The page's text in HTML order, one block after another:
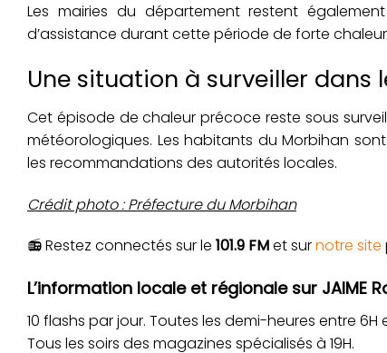
Les mairies du département restent
d’assistance durant cette période de forte
Une situation à surveiller dans
Cet épisode de chaleur précoce reste sous
météorologiques. Les habitants du Morbihan
les recommandations des autorités locales.
Crédit photo : Préfecture du Morbihan
📻 Restez connectés sur le 101.9 FMet surnotre site
L’information locale et régionale sur JAIME
10 flashs par jour. Toutes les demi-heures entre 6H et
Tous les soirs des magazines spécialisés à 19H.